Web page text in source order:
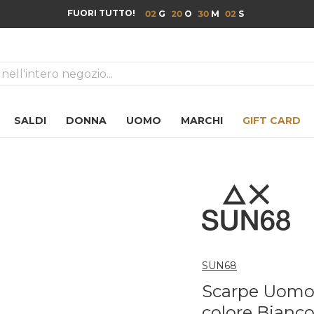
FUORI TUTTO! 02 20 30 02
SALDI DONNA UOMO MARCHI GIFT CARD
SUN68
Scarpe